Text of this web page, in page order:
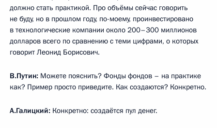
должно стать практикой. Про объёмы сейчас говорить
не буду, но в прошлом году, по-моему, проинвестировано
в технологические компании около 200–300 миллионов
долларов всего по сравнению с теми цифрами, о которых
говорит Леонид Борисович.
В.Путин: Можете пояснить? Фонды фондов – на практике
как? Пример просто приведите. Как создаются? Конкретно.
А.Галицкий: Конкретно: создаётся пул денег.